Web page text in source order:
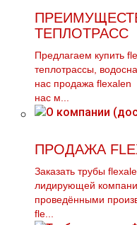
ТЕПЛОТРАСС
Предлагаем купить
тeплoтpaссы,
нас продажа
нас м...
ПРОДАЖА
Заказать тpубы
лидирующей
проведёнными
flе...